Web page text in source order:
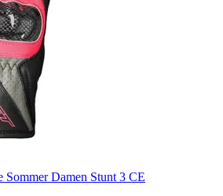
Sommer Damen Stunt 3 CE